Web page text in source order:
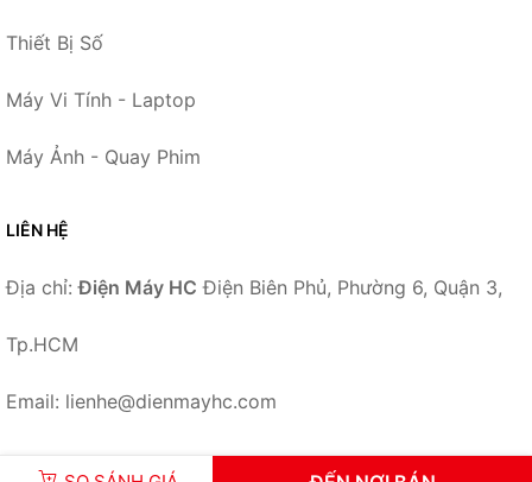
Thiết Bị Số
Máy Vi Tính - Laptop
Máy Ảnh - Quay Phim
LIÊN HỆ
Địa chỉ:Điện Máy HC Điện Biên Phủ, Phường 6, Quận 3,
Tp.HCM
Email: lienhe@dienmayhc.com